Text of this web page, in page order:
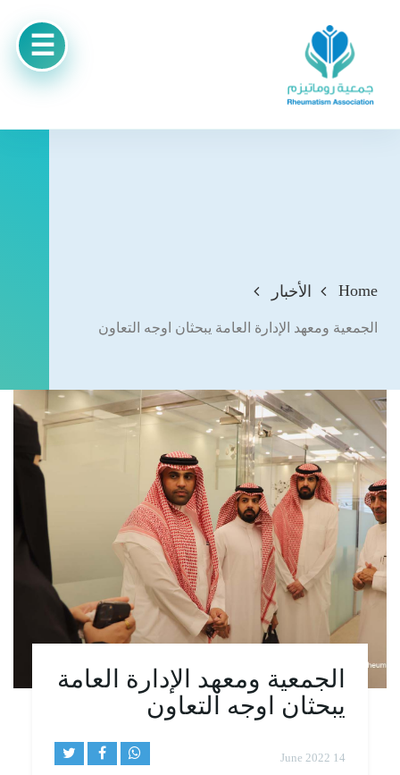
Home الأخبار
الجمعية ومعهد الإدارة العامة يبحثان اوجه التعاون
الجمعية ومعهد الإدارة العامة
يبحثان اوجه التعاون
14 June 2022